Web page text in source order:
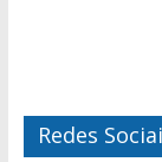
Redes